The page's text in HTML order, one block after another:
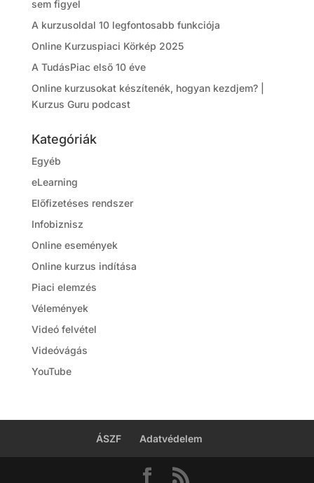
sem figyel
A kurzusoldal 10 legfontosabb funkciója
Online Kurzuspiaci Körkép 2025
A TudásPiac első 10 éve
Online kurzusokat készítenék, hogyan kezdjem? |
Kurzus Guru podcast
Kategóriák
Egyéb
eLearning
Előfizetéses rendszer
Infobiznisz
Online események
Online kurzus indítása
Piaci elemzés
Vélemények
Videó felvétel
Videóvágás
YouTube
ÁSZF Adatvédelem